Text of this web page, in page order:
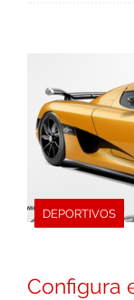
DEPORTIVOS
Configura